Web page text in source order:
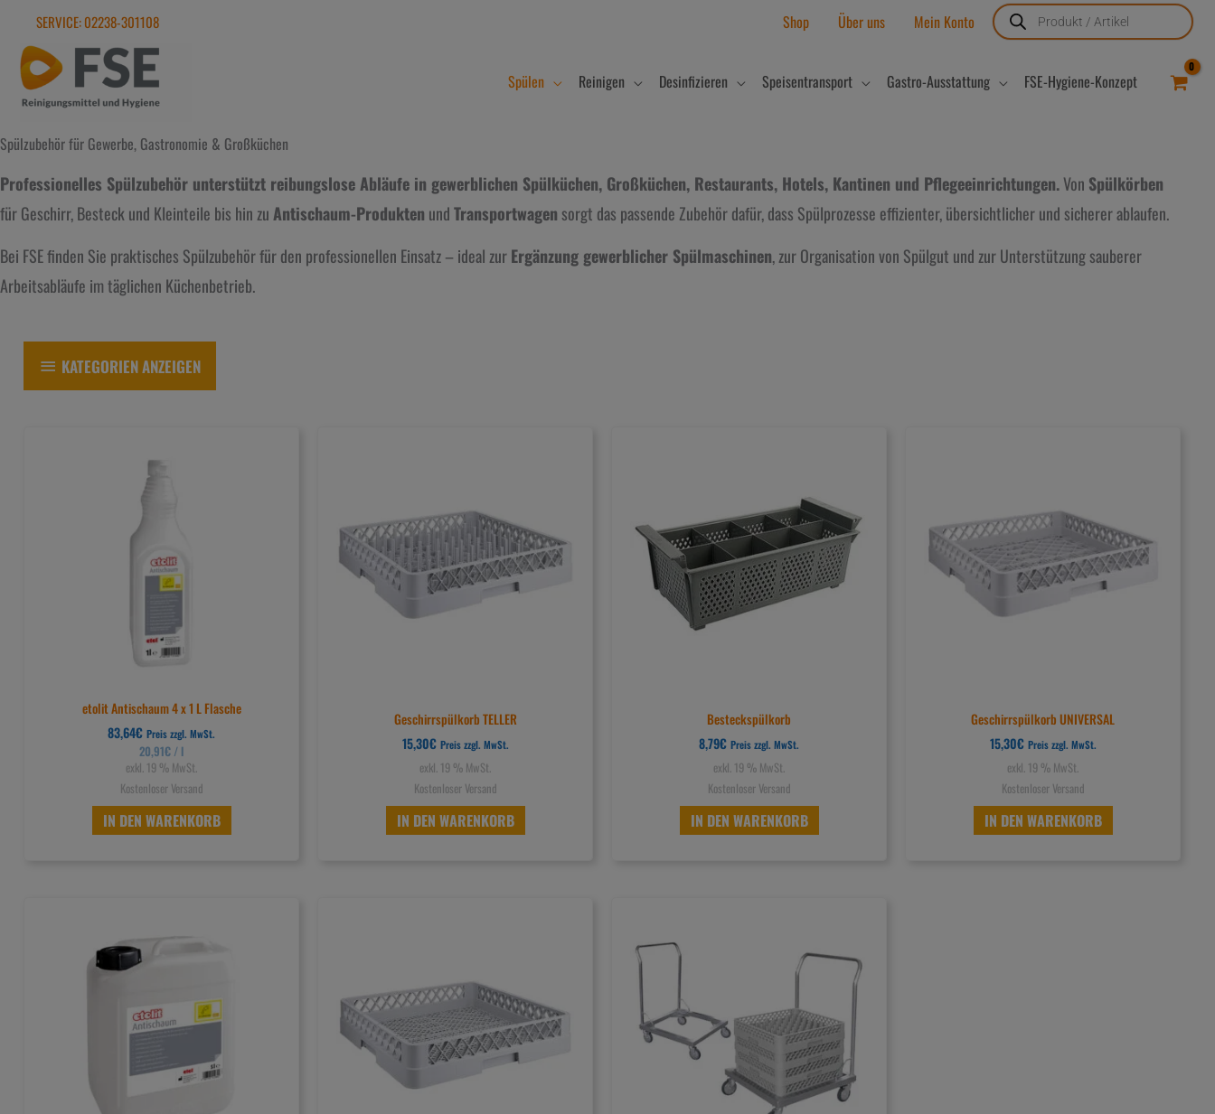
springen
SERVICE: 02238-301108 Shop Über uns Mein Konto
Products
search
Spülen Reinigen Desinfizieren Speisentransport Gastro-Ausstattung FSE-Hygiene-Konzept
Spülzubehör für Gewerbe, Gastronomie & Großküchen
Professionelles Spülzubehör unterstützt reibungslose Abläufe in gewerblichen Spülküchen, Großküchen, Restaurants, Hotels, Kantinen und Pflegeeinrichtungen.Von Spülkörben
für Geschirr, Besteck und Kleinteile bis hin zu Antischaum-Produkten undTransportwagensorgt das passende Zubehör dafür, dass Spülprozesse effizienter, übersichtlicher und sicherer ablaufen.
Bei FSE finden Sie praktisches Spülzubehör für den professionellen Einsatz – ideal zurErgänzung gewerblicher Spülmaschinen, zur Organisation von Spülgut und zur Unterstützung sauberer
Arbeitsabläufe im täglichen Küchenbetrieb.
KATEGORIEN ANZEIGEN
etolit Antischaum 4 x 1 L Flasche
83,64€ Preis zzgl. MwSt.
20,91€ / l
exkl. 19 % MwSt.
Kostenloser Versand
IN DEN WARENKORB
Geschirrspülkorb TELLER
15,30€ Preis zzgl. MwSt.
exkl. 19 % MwSt.
Kostenloser Versand
IN DEN WARENKORB
Besteckspülkorb
8,79€ Preis zzgl. MwSt.
exkl. 19 % MwSt.
Kostenloser Versand
IN DEN WARENKORB
Geschirrspülkorb UNIVERSAL
15,30€ Preis zzgl. MwSt.
exkl. 19 % MwSt.
Kostenloser Versand
IN DEN WARENKORB